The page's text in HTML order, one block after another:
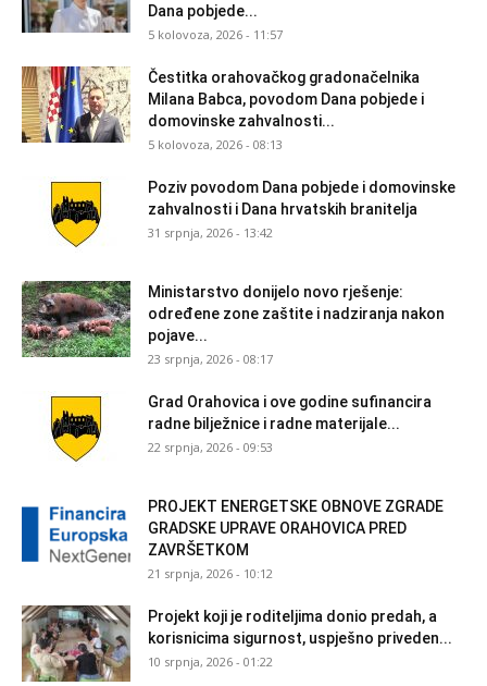
Dana pobjede...
5 kolovoza, 2026 - 11:57
Čestitka orahovačkog gradonačelnika
Milana Babca, povodom Dana pobjede i
domovinske zahvalnosti...
5 kolovoza, 2026 - 08:13
Poziv povodom Dana pobjede i domovinske
zahvalnosti i Dana hrvatskih branitelja
31 srpnja, 2026 - 13:42
Ministarstvo donijelo novo rješenje:
određene zone zaštite i nadziranja nakon
pojave...
23 srpnja, 2026 - 08:17
Grad Orahovica i ove godine sufinancira
radne bilježnice i radne materijale...
22 srpnja, 2026 - 09:53
PROJEKT ENERGETSKE OBNOVE ZGRADE
GRADSKE UPRAVE ORAHOVICA PRED
ZAVRŠETKOM
21 srpnja, 2026 - 10:12
Projekt koji je roditeljima donio predah, a
korisnicima sigurnost, uspješno priveden...
10 srpnja, 2026 - 01:22